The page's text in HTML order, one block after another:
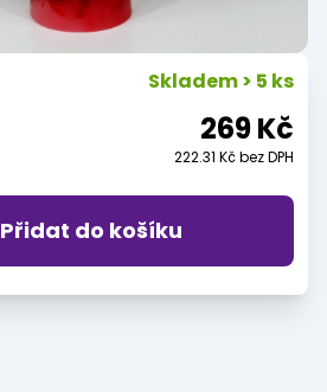
Skladem > 5 ks
269 Kč
222.31 Kč bez DPH
Přidat do košíku